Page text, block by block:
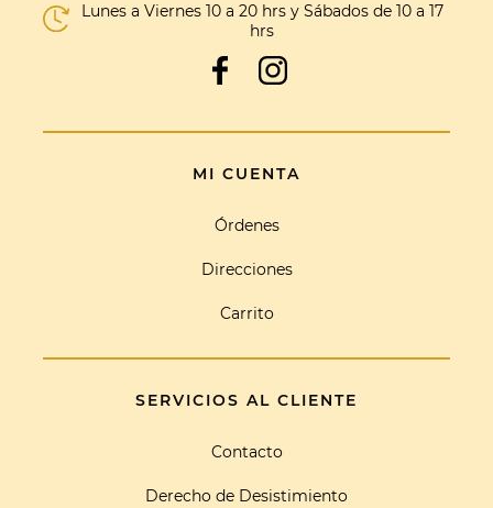
Lunes a Viernes 10 a 20 hrs y Sábados de 10 a 17
hrs
MI CUENTA
Órdenes
Direcciones
Carrito
SERVICIOS AL CLIENTE
Contacto
Derecho de Desistimiento